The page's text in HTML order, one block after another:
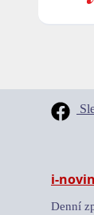
i-
Denní